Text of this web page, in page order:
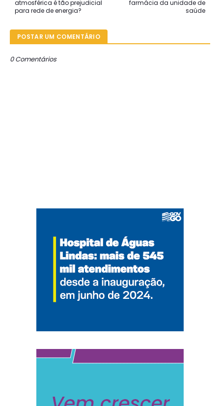
farmácia da unidade de
saúde
atmosférica é tão prejudicial
para rede de energia?
POSTAR UM COMENTÁRIO
0 Comentários